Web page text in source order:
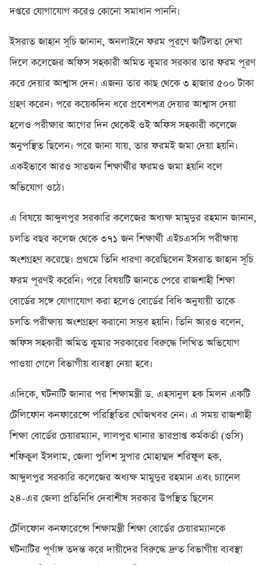
দপ্তরে যোগাযোগ করেও কোনো সমাধান পাননি।
ইসরাত জাহান সূচি জানান, অনলাইনে ফরম পূরণে জটিলতা দেখা
দিলে কলেজের অফিস সহকারী অমিত কুমার সরকার তার ফরম পূরণ
করে দেয়ার আশ্বাস দেন। এজন্য তার কাছ থেকে ৩ হাজার ৫০০ টাকা
গ্রহণ করেন। পরে কয়েকদিন ধরে প্রবেশপত্র দেয়ার আশ্বাস দেয়া
হলেও পরীক্ষার আগের দিন থেকেই ওই অফিস সহকারী কলেজে
অনুপস্থিত ছিলেন। পরে জানা যায়, তার ফরমই জমা দেয়া হয়নি।
একইভাবে আরও সাতজন শিক্ষার্থীর ফরমও জমা হয়নি বলে
অভিযোগ ওঠে।
এ বিষয়ে আব্দুলপুর সরকারি কলেজের অধ্যক্ষ মামুদুর রহমান জানান,
চলতি বছর কলেজ থেকে ৩৭১ জন শিক্ষার্থী এইচএসসি পরীক্ষায়
অংশগ্রহণ করেছে। প্রথমে তিনি ধারণা করেছিলেন ইসরাত জাহান সূচি
ফরম পূরণই করেনি। পরে বিষয়টি জানতে পেরে রাজশাহী শিক্ষা
বোর্ডের সঙ্গে যোগাযোগ করা হলেও বোর্ডের বিধি অনুযায়ী তাকে
চলতি পরীক্ষায় অংশগ্রহণ করানো সম্ভব হয়নি। তিনি আরও বলেন,
অফিস সহকারী অমিত কুমার সরকারের বিরুদ্ধে লিখিত অভিযোগ
পাওয়া গেলে বিভাগীয় ব্যবস্থা নেয়া হবে।
এদিকে, ঘটনাটি জানার পর শিক্ষামন্ত্রী ড. এহসানুল হক মিলন একটি
টেলিফোন কনফারেন্সে পরিস্থিতির খোঁজখবর নেন। এ সময় রাজশাহী
শিক্ষা বোর্ডের চেয়ারম্যান, লালপুর থানার ভারপ্রাপ্ত কর্মকর্তা (ওসি)
শফিকুল ইসলাম, জেলা পুলিশ সুপার মোহাম্মদ শরিফুল হক,
আব্দুলপুর সরকারি কলেজের অধ্যক্ষ মামুদুর রহমান এবং চ্যানেল
২৪-এর জেলা প্রতিনিধি দেবাশীষ সরকার উপস্থিত ছিলেন
টেলিফোন কনফারেন্সে শিক্ষামন্ত্রী শিক্ষা বোর্ডের চেয়ারম্যানকে
ঘটনাটির পূর্ণাঙ্গ তদন্ত করে দায়ীদের বিরুদ্ধে দ্রুত বিভাগীয় ব্যবস্থা